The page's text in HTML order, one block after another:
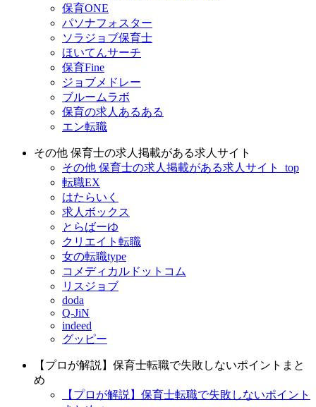
保育ONE
パソナフォスター
ソラジョブ保育士
ほいてんサーチ
保育Fine
ジョブメドレー
ブルームラボ
保育の求人あるある
エン転職
その他 保育士の求人掲載がある求人サイト
その他 保育士の求人掲載がある求人サイト_top
転職EX
はたらいく
求人ボックス
とらばーゆ
クリエイト転職
女の転職type
コメディカルドットコム
リスジョブ
doda
Q-JiN
indeed
グッピー
【プロが解説】保育士転職で失敗しないポイントまと
め
【プロが解説】保育士転職で失敗しないポイント